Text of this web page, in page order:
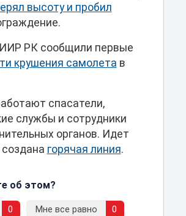
высоту и пробил
РК сообщили первые
крушения самолета в
спасатели,
службы и сотрудники
органов. Идет
создана горячая линия.
об этом?
0 Мне все равно 0